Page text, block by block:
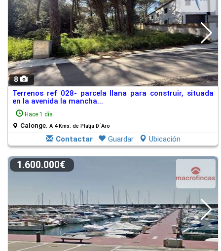
8
Terrenos ref 028- parcela llana para construir, situada
en la avenida la mancha...
Hace 1 día
Calonge. A 4 Kms. de Platja D´Aro
Contactar Guardar Ubicación
1.600.000€